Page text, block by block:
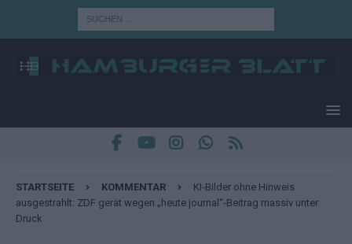
STARTSEITE KOMMENTAR
KI-Bilder ohne Hinweis
ausgestrahlt: ZDF gerät wegen „heute journal“-Beitrag massiv unter
Druck